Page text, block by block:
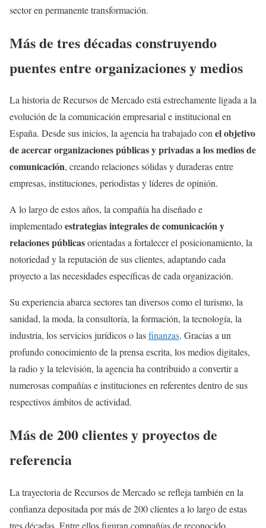
sector en permanente transformación.
Más de tres décadas construyendo
puentes entre organizaciones y medios
La historia de Recursos de Mercado está estrechamente ligada a la
evolución de la comunicación empresarial e institucional en
España. Desde sus inicios, la agencia ha trabajado conel objetivo
de acercar organizaciones públicas y privadas a los medios de
comunicación, creando relaciones sólidas y duraderas entre
empresas, instituciones, periodistas y líderes de opinión.
A lo largo de estos años, la compañía ha diseñado e
implementadoestrategias integrales de comunicación y
relaciones públicasorientadas a fortalecer el posicionamiento, la
notoriedad y la reputación de sus clientes, adaptando cada
proyecto a las necesidades específicas de cada organización.
Su experiencia abarca sectores tan diversos como el turismo, la
sanidad, la moda, la consultoría, la formación, la tecnología, la
industria, los servicios jurídicos o lasfinanzas. Gracias a un
profundo conocimiento de la prensa escrita, los medios digitales,
la radio y la televisión, la agencia ha contribuido a convertir a
numerosas compañías e instituciones en referentes dentro de sus
respectivos ámbitos de actividad.
Más de 200 clientes y proyectos de
referencia
La trayectoria de Recursos de Mercado se refleja también en la
confianza depositada por más de 200 clientes a lo largo de estas
tres décadas. Entre ellos figuran compañías de reconocido